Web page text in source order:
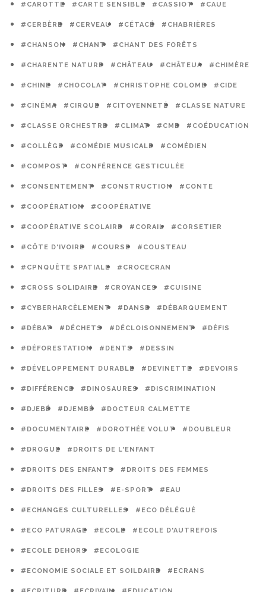
#CAROTTE #CARTE SENSIBLE #CASSIOT #CAUE
#CERBÈRE #CERVEAU #CÉTACÉ #CHABRIÈRES
#CHANSON #CHANT #CHANT DES FORÊTS
#CHARENTE NATURE #CHÂTEAU #CHÂTEUA #CHIMÈRE
#CHINE #CHOCOLAT #CHRISTOPHE COLOMB #CIDE
#CINÉMA #CIRQUE #CITOYENNETÉ #CLASSE NATURE
#CLASSE ORCHESTRE #CLIMAT #CME #COÉDUCATION
#COLLÈGE #COMÉDIE MUSICALE #COMÉDIEN
#COMPOST #CONFÉRENCE GESTICULÉE
#CONSENTEMENT #CONSTRUCTION #CONTE
#COOPÉRATION #COOPÉRATIVE
#COOPÉRATIVE SCOLAIRE #CORAIL #CORSETIER
#CÔTE D'IVOIRE #COURSE #COUSTEAU
#CPNQUÊTE SPATIALE #CROCECRAN
#CROSS SOLIDAIRE #CROYANCES #CUISINE
#CYBERHARCÈLEMENT #DANSE #DÉBARQUEMENT
#DÉBAT #DÉCHETS #DÉCLOISONNEMENT #DÉFIS
#DÉFORESTATION #DENTS #DESSIN
#DÉVELOPPEMENT DURABLE #DEVINETTE #DEVOIRS
#DIFFÉRENCE #DINOSAURES #DISCRIMINATION
#DJEBÉ #DJEMBÉ #DOCTEUR CALMETTE
#DOCUMENTAIRE #DOROTHÉE VOLUT #DOUBLEUR
#DROGUE #DROITS DE L'ENFANT
#DROITS DES ENFANTS #DROITS DES FEMMES
#DROITS DES FILLES #E-SPORT #EAU
#ECHANGES CULTURELLES #ECO DÉLÉGUÉ
#ECO PATURAGE #ECOLE #ECOLE D'AUTREFOIS
#ECOLE DEHORS #ECOLOGIE
#ECONOMIE SOCIALE ET SOILDAIRE #ECRANS